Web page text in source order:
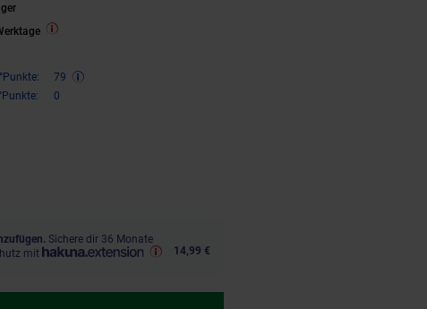
79
0
Sichere dir 36 Monate
mit
14,99 €